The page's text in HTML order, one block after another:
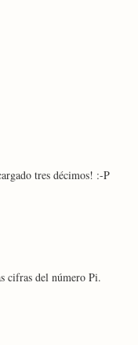
tres décimos! :-P
cifras del número Pi.